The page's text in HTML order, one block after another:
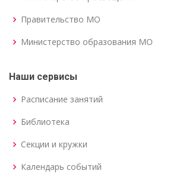
Правительство МО
Министерство образования МО
Наши сервисы
Расписание занятий
Библиотека
Секции и кружки
Календарь событий